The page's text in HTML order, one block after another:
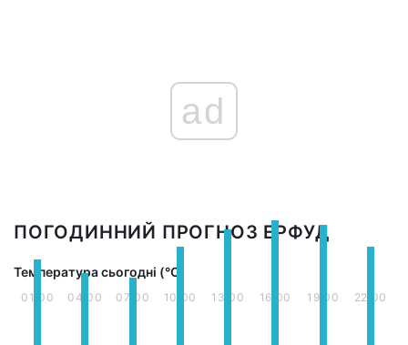
ad
ПОГОДИННИЙ ПРОГНОЗ ЕРФУД
Температура сьогодні (°С)
01:00 04:00 07:00 10:00 13:00 16:00 19:00 22:00